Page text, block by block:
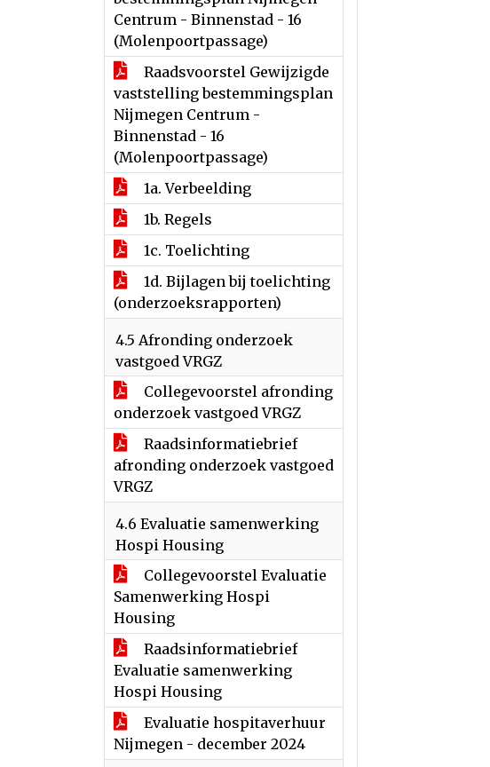
Centrum - Binnenstad - 16
(Molenpoortpassage)
Raadsvoorstel Gewijzigde
vaststelling bestemmingsplan
Nijmegen Centrum -
Binnenstad - 16
(Molenpoortpassage)
1a. Verbeelding
1b. Regels
1c. Toelichting
1d. Bijlagen bij toelichting
(onderzoeksrapporten)
4.5 Afronding onderzoek
vastgoed VRGZ
Collegevoorstel afronding
onderzoek vastgoed VRGZ
Raadsinformatiebrief
afronding onderzoek vastgoed
VRGZ
4.6 Evaluatie samenwerking
Hospi Housing
Collegevoorstel Evaluatie
Samenwerking Hospi
Housing
Raadsinformatiebrief
Evaluatie samenwerking
Hospi Housing
Evaluatie hospitaverhuur
Nijmegen - december 2024